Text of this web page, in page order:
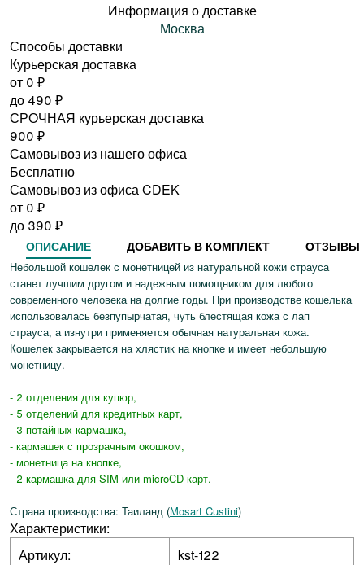
Информация о доставке
Москва
Способы доставки
Курьерская доставка
от 0 ₽
до 490 ₽
СРОЧНАЯ курьерская доставка
900 ₽
Самовывоз из нашего офиса
Бесплатно
Самовывоз из офиса CDEK
от 0 ₽
до 390 ₽
ОПИСАНИЕ ДОБАВИТЬ В КОМПЛЕКТ ОТЗЫВЫ
Небольшой кошелек с монетницей из натуральной кожи страуса
станет лучшим другом и надежным помощником для любого
современного человека на долгие годы. При производстве кошелька
использовалась безпупырчатая, чуть блестящая кожа с лап
страуса, а изнутри применяется обычная натуральная кожа.
Кошелек закрывается на хлястик на кнопке и имеет небольшую
монетницу.
- 2 отделения для купюр,
- 5 отделений для кредитных карт,
- 3 потайных кармашка,
- кармашек с прозрачным окошком,
- монетница на кнопке,
- 2 кармашка для SIM или microCD карт.
Страна производства: Таиланд (Mosart Custini)
Характеристики:
Артикул:
kst-122